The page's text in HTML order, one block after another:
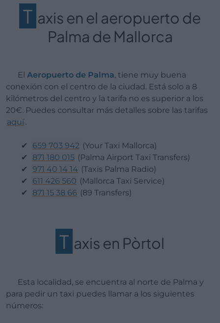
T axis en el aeropuerto de
Palma de Mallorca
El Aeropuerto de Palma, tiene muy buena
conexión con el centro de la ciudad. Está solo a 8
kilómetros del centro y la tarifa no es superior a los
20€. Puedes consultar más detalles sobre las tarifas
aquí.
659 703 942 (Your Taxi Mallorca)
871 180 015 (Palma Airport Taxi Transfers)
971 40 14 14 (Taxis Palma Radio)
611 426 560 (Mallorca Taxi Service)
871 15 38 66 (89 Transfers)
T axis en Pòrtol
Esta localidad, se encuentra al norte de Palma y
para pedir un taxi puedes llamar a los siguientes
números: